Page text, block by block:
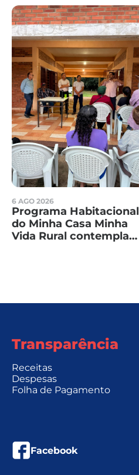
6 AGO 2026
Programa Habitacional
do Minha Casa Minha
Vida Rural contempla
Transparência
Receitas
Despesas
Folha de Pagamento
Facebook
facebook